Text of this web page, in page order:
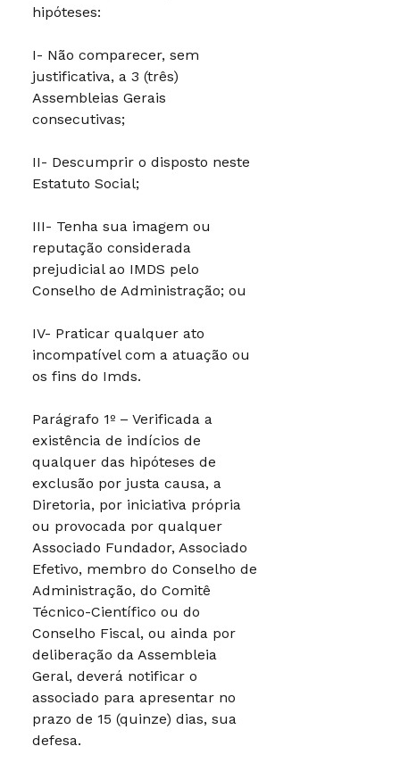
hipóteses:
I- Não comparecer, sem
justificativa, a 3 (três)
Assembleias Gerais
consecutivas;
II- Descumprir o disposto neste
Estatuto Social;
III- Tenha sua imagem ou
reputação considerada
prejudicial ao IMDS pelo
Conselho de Administração; ou
IV- Praticar qualquer ato
incompatível com a atuação ou
os fins do Imds.
Parágrafo 1º – Verificada a
existência de indícios de
qualquer das hipóteses de
exclusão por justa causa, a
Diretoria, por iniciativa própria
ou provocada por qualquer
Associado Fundador, Associado
Efetivo, membro do Conselho de
Administração, do Comitê
Técnico-Científico ou do
Conselho Fiscal, ou ainda por
deliberação da Assembleia
Geral, deverá notificar o
associado para apresentar no
prazo de 15 (quinze) dias, sua
defesa.